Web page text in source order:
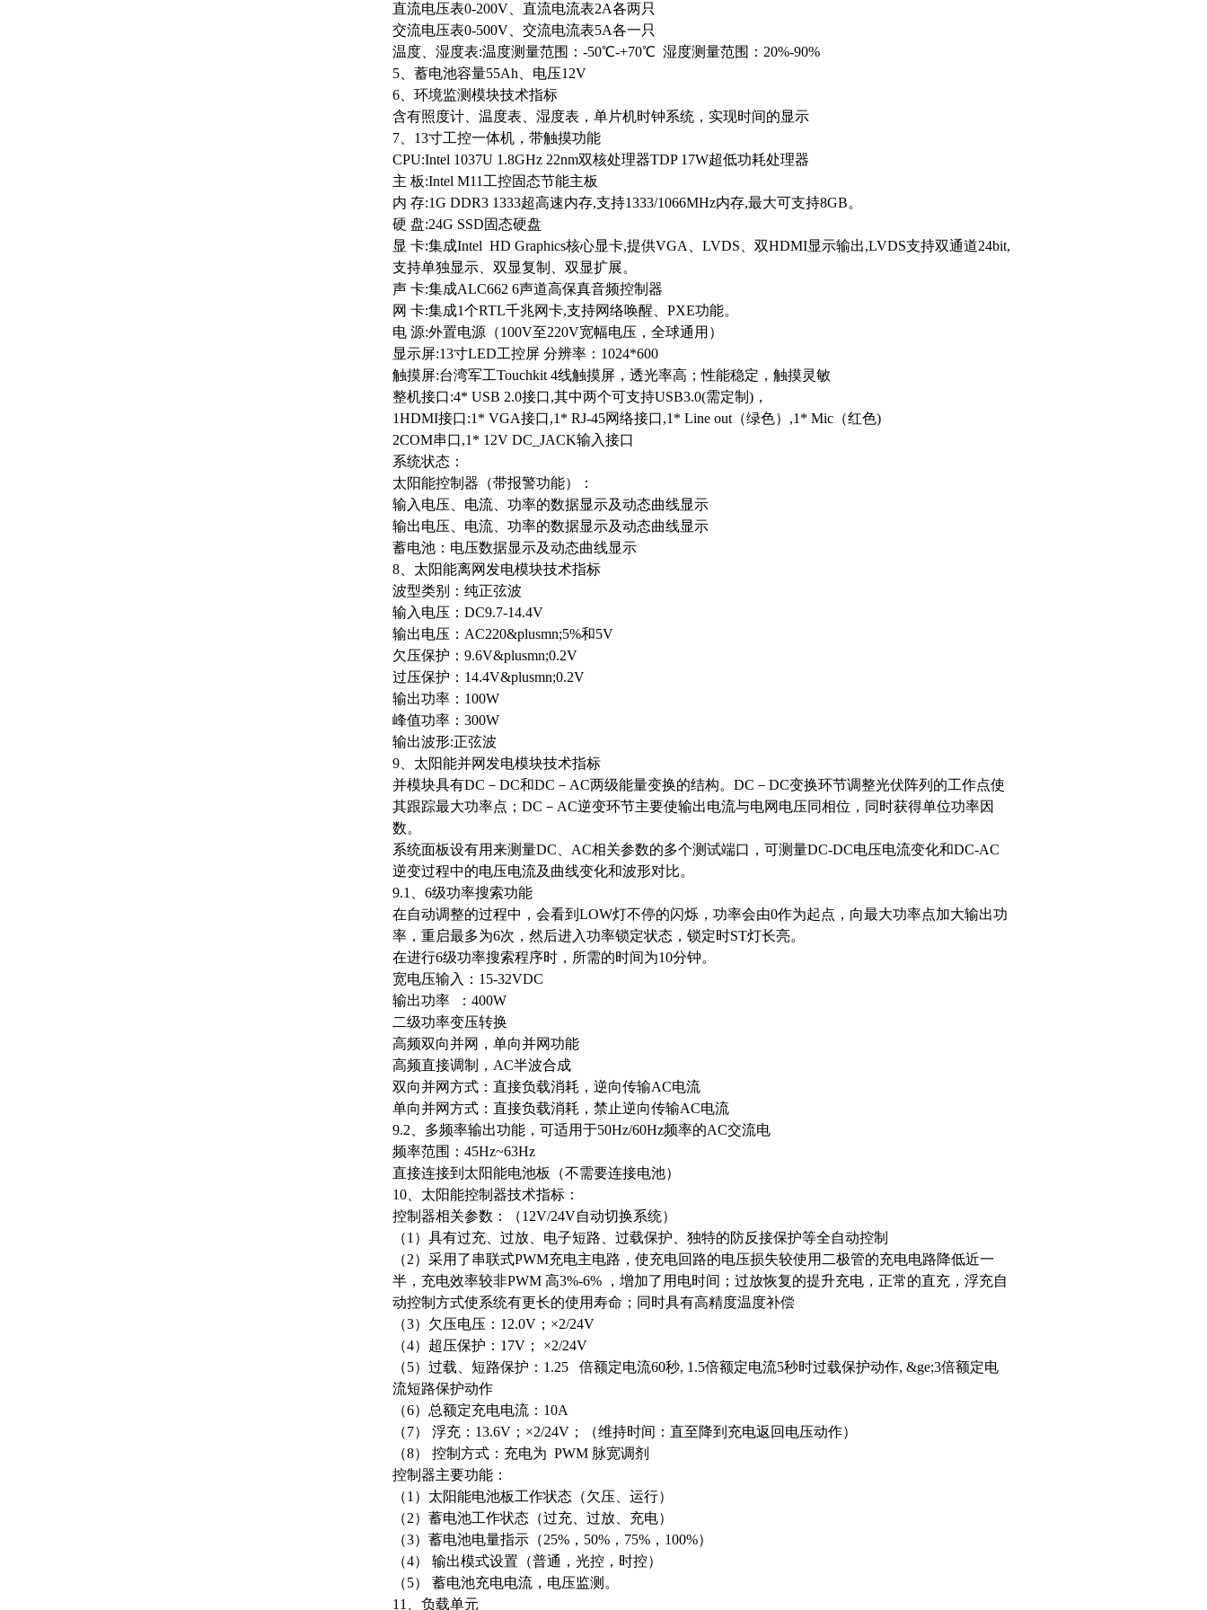
直流电压表0-200V、直流电流表2A各两只
交流电压表0-500V、交流电流表5A各一只
温度、湿度表:温度测量范围：-50℃-+70℃ 湿度测量范围：20%-90%
5、蓄电池容量55Ah、电压12V
6、环境监测模块技术指标
含有照度计、温度表、湿度表，单片机时钟系统，实现时间的显示
7、13寸工控一体机，带触摸功能
CPU:Intel 1037U 1.8GHz 22nm双核处理器TDP 17W超低功耗处理器
主 板:Intel M11工控固态节能主板
内 存:1G DDR3 1333超高速内存,支持1333/1066MHz内存,最大可支持8GB。
硬 盘:24G SSD固态硬盘
显 卡:集成Intel HD Graphics核心显卡,提供VGA、LVDS、双HDMI显示输出,LVDS支持双通道24bit,
支持单独显示、双显复制、双显扩展。
声 卡:集成ALC662 6声道高保真音频控制器
网 卡:集成1个RTL千兆网卡,支持网络唤醒、PXE功能。
电 源:外置电源（100V至220V宽幅电压，全球通用）
显示屏:13寸LED工控屏 分辨率：1024*600
触摸屏:台湾军工Touchkit 4线触摸屏，透光率高；性能稳定，触摸灵敏
整机接口:4* USB 2.0接口,其中两个可支持USB3.0(需定制)，
1HDMI接口:1* VGA接口,1* RJ-45网络接口,1* Line out（绿色）,1* Mic（红色)
2COM串口,1* 12V DC_JACK输入接口
系统状态：
太阳能控制器（带报警功能）：
输入电压、电流、功率的数据显示及动态曲线显示
输出电压、电流、功率的数据显示及动态曲线显示
蓄电池：电压数据显示及动态曲线显示
8、太阳能离网发电模块技术指标
波型类别：纯正弦波
输入电压：DC9.7-14.4V
输出电压：AC220&plusmn;5%和5V
欠压保护：9.6V&plusmn;0.2V
过压保护：14.4V&plusmn;0.2V
输出功率：100W
峰值功率：300W
输出波形:正弦波
9、太阳能并网发电模块技术指标
并模块具有DC－DC和DC－AC两级能量变换的结构。DC－DC变换环节调整光伏阵列的工作点使
其跟踪最大功率点；DC－AC逆变环节主要使输出电流与电网电压同相位，同时获得单位功率因
数。
系统面板设有用来测量DC、AC相关参数的多个测试端口，可测量DC-DC电压电流变化和DC-AC
逆变过程中的电压电流及曲线变化和波形对比。
9.1、6级功率搜索功能
在自动调整的过程中，会看到LOW灯不停的闪烁，功率会由0作为起点，向最大功率点加大输出功
率，重启最多为6次，然后进入功率锁定状态，锁定时ST灯长亮。
在进行6级功率搜索程序时，所需的时间为10分钟。
宽电压输入：15-32VDC
输出功率 ：400W
二级功率变压转换
高频双向并网，单向并网功能
高频直接调制，AC半波合成
双向并网方式：直接负载消耗，逆向传输AC电流
单向并网方式：直接负载消耗，禁止逆向传输AC电流
9.2、多频率输出功能，可适用于50Hz/60Hz频率的AC交流电
频率范围：45Hz~63Hz
直接连接到太阳能电池板（不需要连接电池）
10、太阳能控制器技术指标：
控制器相关参数：（12V/24V自动切换系统）
（1）具有过充、过放、电子短路、过载保护、独特的防反接保护等全自动控制
（2）采用了串联式PWM充电主电路，使充电回路的电压损失较使用二极管的充电电路降低近一
半，充电效率较非PWM 高3%-6% ，增加了用电时间；过放恢复的提升充电，正常的直充，浮充自
动控制方式使系统有更长的使用寿命；同时具有高精度温度补偿
（3）欠压电压：12.0V；×2/24V
（4）超压保护：17V； ×2/24V
（5）过载、短路保护：1.25 倍额定电流60秒, 1.5倍额定电流5秒时过载保护动作, &ge;3倍额定电
流短路保护动作
（6）总额定充电电流：10A
（7） 浮充：13.6V；×2/24V；（维持时间：直至降到充电返回电压动作）
（8） 控制方式：充电为 PWM 脉宽调剂
控制器主要功能：
（1）太阳能电池板工作状态（欠压、运行）
（2）蓄电池工作状态（过充、过放、充电）
（3）蓄电池电量指示（25%，50%，75%，100%）
（4） 输出模式设置（普通，光控，时控）
（5） 蓄电池充电电流，电压监测。
11、负载单元